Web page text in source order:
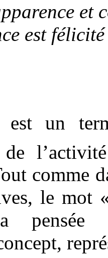
et
est
est un
de
comme
le mot
pensée